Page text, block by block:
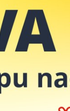
Dárkové zboží
Digitální fotografie
Esoterika a duchovní svět
Hobby